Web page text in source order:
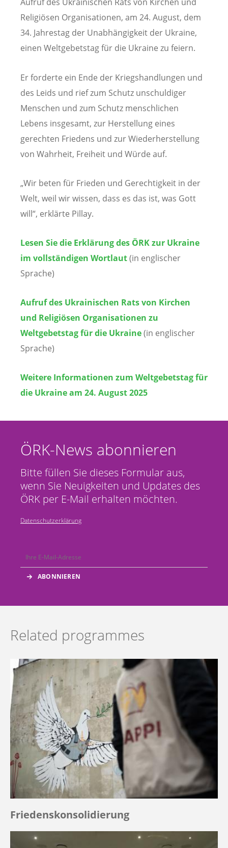
Religiösen Organisationen, am 24. August, dem
34. Jahrestag der Unabhängigkeit der Ukraine,
einen Weltgebetstag für die Ukraine zu feiern.
Er forderte ein Ende der Kriegshandlungen und
des Leids und rief zum Schutz unschuldiger
Menschen und zum Schutz menschlichen
Lebens insgesamt, zur Herstellung eines
gerechten Friedens und zur Wiederherstellung
von Wahrheit, Freiheit und Würde auf.
„Wir beten für Frieden und Gerechtigkeit in der
Welt, weil wir wissen, dass es das ist, was Gott
will“, erklärte Pillay.
Lesen Sie die Erklärung des ÖRK zur Ukraine
im vollständigen Wortlaut(in englischer
Sprache)
Aufruf des Ukrainischen Rats von Kirchen
und Religiösen Organisationen zu
Weltgebetstag für die Ukraine(in englischer
Sprache)
Weitere Informationen zum Weltgebetstag für
die Ukraine am 24. August 2025
ÖRK-News abonnieren
Bitte füllen Sie dieses Formular aus,
wenn Sie Neuigkeiten und Updates des
ÖRK per E-Mail erhalten möchten.
Datenschutzerklärung
Related programmes
Friedenskonsolidierung